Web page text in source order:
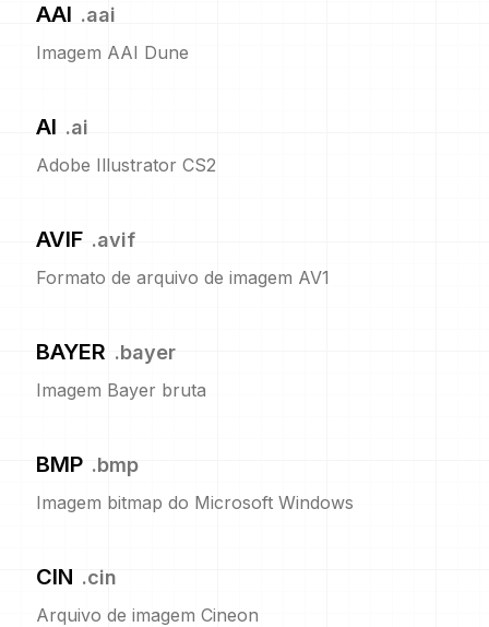
AAI .aai
Imagem AAI Dune
AI .ai
Adobe Illustrator CS2
AVIF .avif
Formato de arquivo de imagem AV1
BAYER .bayer
Imagem Bayer bruta
BMP .bmp
Imagem bitmap do Microsoft Windows
CIN .cin
Arquivo de imagem Cineon